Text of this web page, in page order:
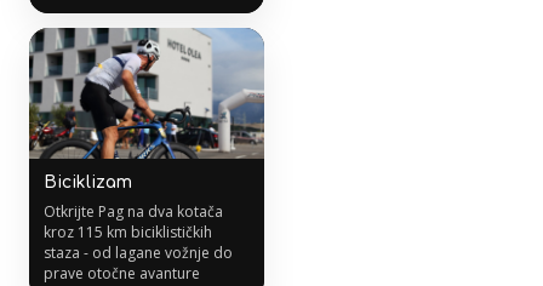
Biciklizam
Otkrijte Pag na dva kotača
kroz 115 km biciklističkih
staza - od lagane vožnje do
prave otočne avanture